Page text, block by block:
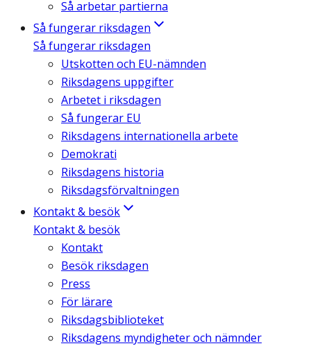
Så arbetar partierna
Så fungerar riksdagen
Så fungerar riksdagen
Utskotten och EU-nämnden
Riksdagens uppgifter
Arbetet i riksdagen
Så fungerar EU
Riksdagens internationella arbete
Demokrati
Riksdagens historia
Riksdagsförvaltningen
Kontakt & besök
Kontakt & besök
Kontakt
Besök riksdagen
Press
För lärare
Riksdagsbiblioteket
Riksdagens myndigheter och nämnder